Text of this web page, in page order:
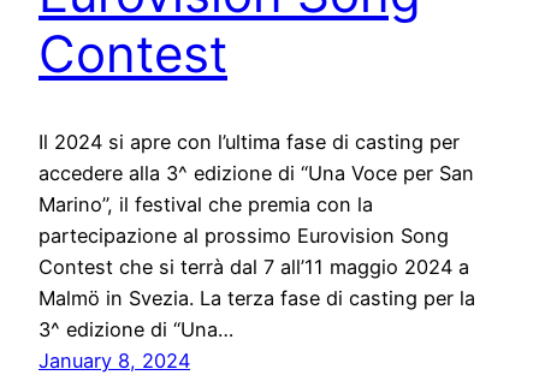
Contest
Il 2024 si apre con l’ultima fase di casting per
accedere alla 3^ edizione di “Una Voce per San
Marino”, il festival che premia con la
partecipazione al prossimo Eurovision Song
Contest che si terrà dal 7 all’11 maggio 2024 a
Malmö in Svezia. La terza fase di casting per la
3^ edizione di “Una…
January 8, 2024